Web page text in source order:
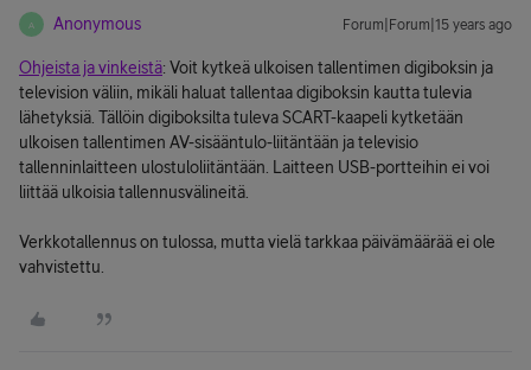
A Anonymous Forum|Forum|15 years ago
Ohjeista ja vinkeistä: Voit kytkeä ulkoisen tallentimen digiboksin ja
television väliin, mikäli haluat tallentaa digiboksin kautta tulevia
lähetyksiä. Tällöin digiboksilta tuleva SCART-kaapeli kytketään
ulkoisen tallentimen AV-sisääntulo-liitäntään ja televisio
tallenninlaitteen ulostuloliitäntään. Laitteen USB-portteihin ei voi
liittää ulkoisia tallennusvälineitä.
Verkkotallennus on tulossa, mutta vielä tarkkaa päivämäärää ei ole
vahvistettu.